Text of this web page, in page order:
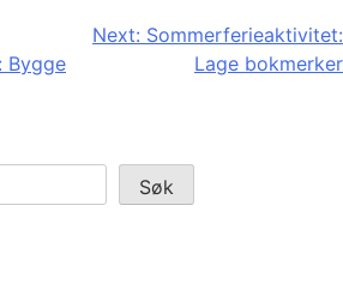
Bygge
Next: Sommerferieaktivitet:
Lage bokmerker
Søk